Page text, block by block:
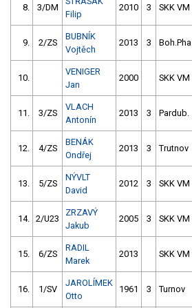
8. 3/DM
Filip
2010 3 SKK VM
9. 2/ZS
BUBNÍK
Vojtěch
2013 3 Boh.Pha
10.
VENIGER
Jan
2000 SKK VM
11. 3/ZS
VLACH
Antonín
2013 3 Pardub.
12. 4/ZS
BENÁK
Ondřej
2013 3 Trutnov
13. 5/ZS
NÝVLT
David
2012 3 SKK VM
14. 2/U23
ZRZAVÝ
Jakub
2005 3 SKK VM
15. 6/ZS
RADIL
Marek
2013 SKK VM
16. 1/SV
JAROLÍMEK
Otto
1961 3 Turnov